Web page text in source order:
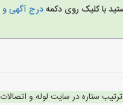
با کلیک روی دکمهدرج آگهی و
ستاره در سایت لوله و اتصالات